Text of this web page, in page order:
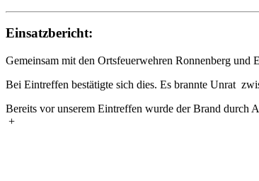
Einsatzbericht:
Gemeinsam mit den Ortsfeuerwehren Ronnenberg
Bei Eintreffen bestätigte sich dies. Es brannte Unrat
Bereits vor unserem Eintreffen wurde der Brand durch
+